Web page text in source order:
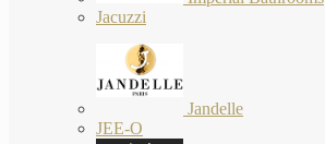
Jacuzzi
Jandelle
JEE-O